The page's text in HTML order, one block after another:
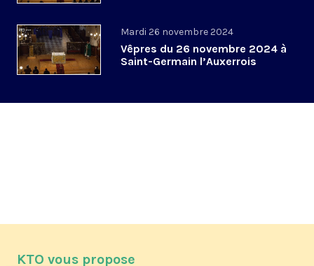
Mardi 26 novembre 2024
Vêpres du 26 novembre 2024 à
Saint-Germain l’Auxerrois
KTO vous propose